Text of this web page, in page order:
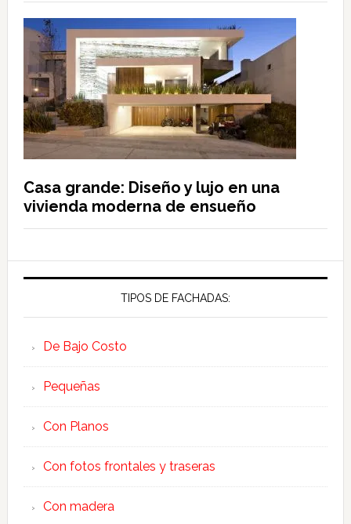
Casa grande: Diseño y lujo en una
vivienda moderna de ensueño
TIPOS DE FACHADAS:
De Bajo Costo
Pequeñas
Con Planos
Con fotos frontales y traseras
Con madera